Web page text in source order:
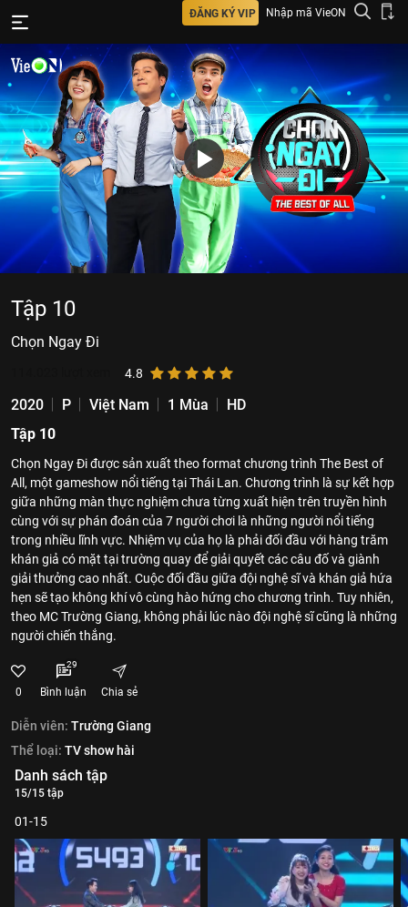
ĐĂNG KÝ VIP Nhập mã VieON
Tập 10
Chọn Ngay Đi
4.8
2020 P Việt Nam 1 Mùa
HD
Tập 10
Chọn Ngay Đi được sản xuất theo format chương trình The Best of
All, một gameshow nổi tiếng tại Thái Lan. Chương trình là sự kết hợp
giữa những màn thực nghiệm chưa từng xuất hiện trên truyền hình
cùng với sự phán đoán của 7 người chơi là những người nổi tiếng
trong nhiều lĩnh vực. Nhiệm vụ của họ là phải đối đầu với hàng trăm
khán giả có mặt tại trường quay để giải quyết các câu đố và giành
giải thưởng cao nhất. Cuộc đối đầu giữa đội nghệ sĩ và khán giả hứa
hẹn sẽ tạo không khí vô cùng hào hứng cho chương trình. Tuy nhiên,
theo MC Trường Giang, không phải lúc nào đội nghệ sĩ cũng là những
người chiến thắng.
0
29
Bình luận Chia sẻ
Diễn viên: Trường Giang
Thể loại: TV show hài
Danh sách tập
15/15 tập
01-15